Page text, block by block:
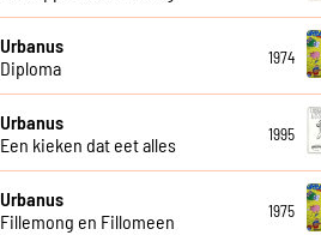
Urbanus
Diploma
1974
Urbanus
Een kieken dat eet alles
1995
Urbanus
Fillemong en Fillomeen
1975